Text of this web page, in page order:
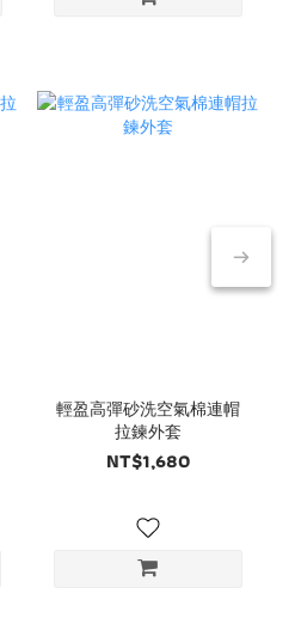
輕盈高彈砂洗空氣棉連帽
拉鍊外套
NT$1,680